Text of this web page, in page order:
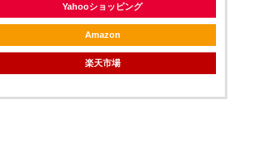
Yahooショッピング
Amazon
楽天市場